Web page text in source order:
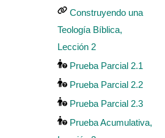
Construyendo una
Teología Bíblica,
Lección 2
Prueba Parcial 2.1
Prueba Parcial 2.2
Prueba Parcial 2.3
Prueba Acumulativa,